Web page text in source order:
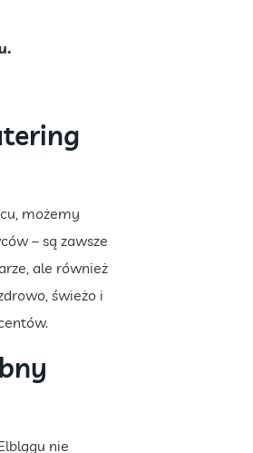
możemy
– są zawsze
ale również
świeżo i
nie